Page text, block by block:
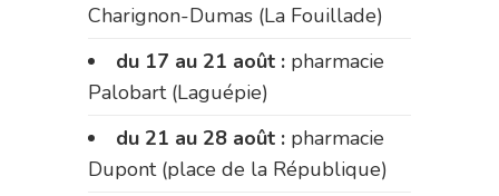
Charignon-Dumas (La Fouillade)
du 17 au 21 août : pharmacie
Palobart (Laguépie)
du 21 au 28 août : pharmacie
Dupont (place de la République)